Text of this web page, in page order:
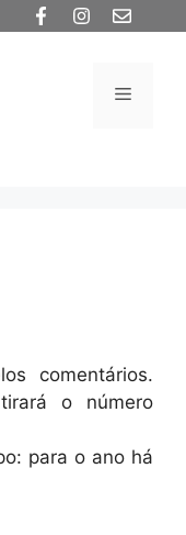
Menu
comentários.
o número
para o ano há